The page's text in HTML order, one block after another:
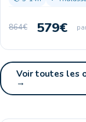
864€ 579€
Voir toutes les
→